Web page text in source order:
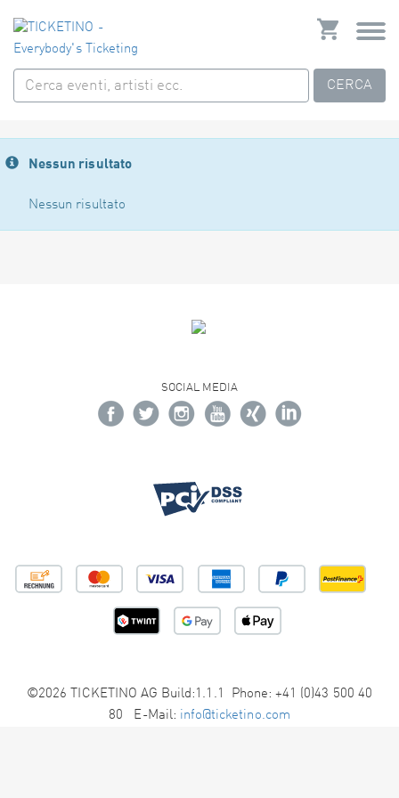
CERCA
Nessun risultato
Nessun risultato
SOCIAL MEDIA
©2026 TICKETINO AG Build:1.1.1 Phone: +41 (0)43 500 40
80 E-Mail: info@ticketino.com